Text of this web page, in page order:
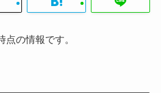
の情報です。